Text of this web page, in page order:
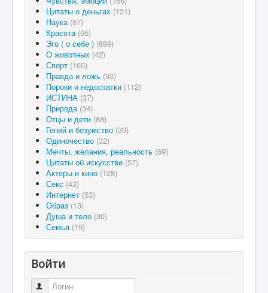
Цитаты о деньгах (131)
Наука (87)
Красота (95)
Эго ( о себе ) (899)
О животных (42)
Спорт (165)
Правда и ложь (93)
Пороки и недостатки (112)
ИСТИНА (37)
Природа (34)
Отцы и дети (88)
Гений и безумство (39)
Одиночество (32)
Мечты, желания, реальность (69)
Цитаты об искусстве (57)
Актеры и кино (128)
Секс (43)
Интернет (53)
Образ (13)
Душа и тело (30)
Семья (19)
Войти
Логин